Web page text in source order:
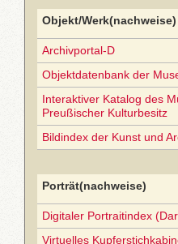
Objekt/Werk(nachweise)
Archivportal-D
Objektdatenbank der
Interaktiver Katalog des
Preußischer Kulturbesitz
Bildindex der Kunst und
Porträt(nachweise)
Digitaler Portraitindex
Virtuelles